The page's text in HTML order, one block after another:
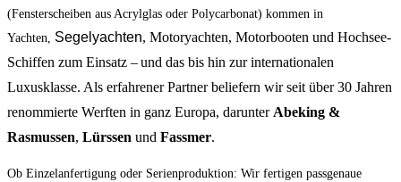
(Fensterscheiben aus Acrylglas oder Polycarbonat) kommen in
Yachten, Segelyachten, Motoryachten, Motorbooten und Hochsee-
Schiffen zum Einsatz – und das bis hin zur internationalen
Luxusklasse. Als erfahrener Partner beliefern wir seit über 30 Jahren
renommierte Werften in ganz Europa, darunter Abeking &
Rasmussen, Lürssen und Fassmer.
Ob Einzelanfertigung oder Serienproduktion: Wir fertigen passgenaue